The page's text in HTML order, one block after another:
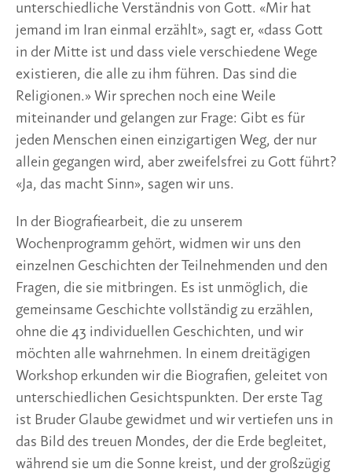
unterschiedliche Verständnis von Gott. «Mir hat
jemand im Iran einmal erzählt», sagt er, «dass Gott
in der Mitte ist und dass viele verschiedene Wege
existieren, die alle zu ihm führen. Das sind die
Religionen.» Wir sprechen noch eine Weile
miteinander und gelangen zur Frage: Gibt es für
jeden Menschen einen einzigartigen Weg, der nur
allein gegangen wird, aber zweifelsfrei zu Gott führt?
«Ja, das macht Sinn», sagen wir uns.
In der Biografiearbeit, die zu unserem
Wochenprogramm gehört, widmen wir uns den
einzelnen Geschichten der Teilnehmenden und den
Fragen, die sie mitbringen. Es ist unmöglich, die
gemeinsame Geschichte vollständig zu erzählen,
ohne die 43 individuellen Geschichten, und wir
möchten alle wahrnehmen. In einem dreitägigen
Workshop erkunden wir die Biografien, geleitet von
unterschiedlichen Gesichtspunkten. Der erste Tag
ist Bruder Glaube gewidmet und wir vertiefen uns in
das Bild des treuen Mondes, der die Erde begleitet,
während sie um die Sonne kreist, und der großzügig